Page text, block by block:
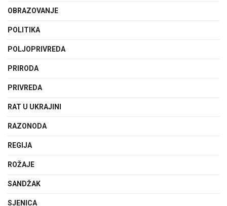
OBRAZOVANJE
POLITIKA
POLJOPRIVREDA
PRIRODA
PRIVREDA
RAT U UKRAJINI
RAZONODA
REGIJA
ROŽAJE
SANDŽAK
SJENICA